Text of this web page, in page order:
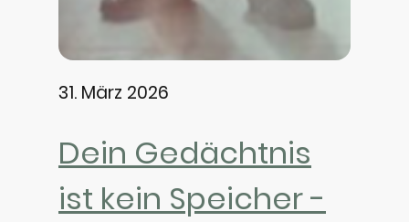
31. März 2026
Dein Gedächtnis
ist kein Speicher -